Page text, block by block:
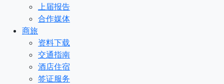
上届报告
合作媒体
商旅
资料下载
交通指南
酒店住宿
签证服务